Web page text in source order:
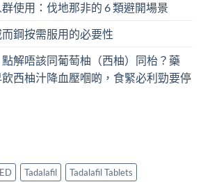
使用：伐地那非的 6 類避開場景
鋼按需服用的必要性
解唔該同葡萄柚（西柚）同枱？藥
西柚汁降血壓嗰啲，食緊必利勁要停
ED Tadalafil
Tadalafil Tablets